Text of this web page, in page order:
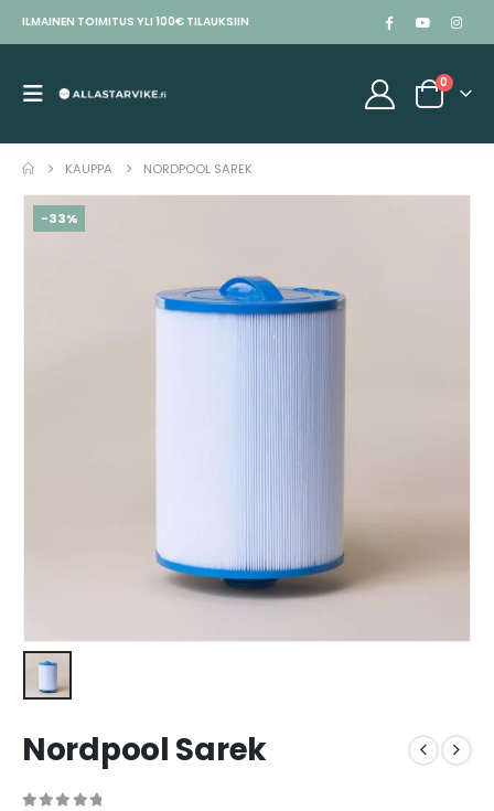
ILMAINEN TOIMITUS YLI 100€ TILAUKSIIN
0
KAUPPA NORDPOOL SAREK
-33%
Nordpool Sarek